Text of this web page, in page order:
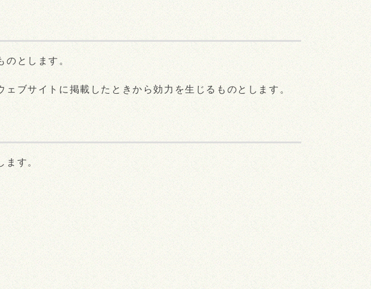
とします。
ブサイトに掲載したときから効力を生じるものとします。
ます。